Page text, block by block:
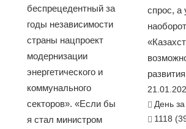
беспрецедентный за
годы независимости
страны нацпроект
модернизации
энергетического и
коммунального
секторов». «Если бы
я стал министром
спрос, а
День
1118